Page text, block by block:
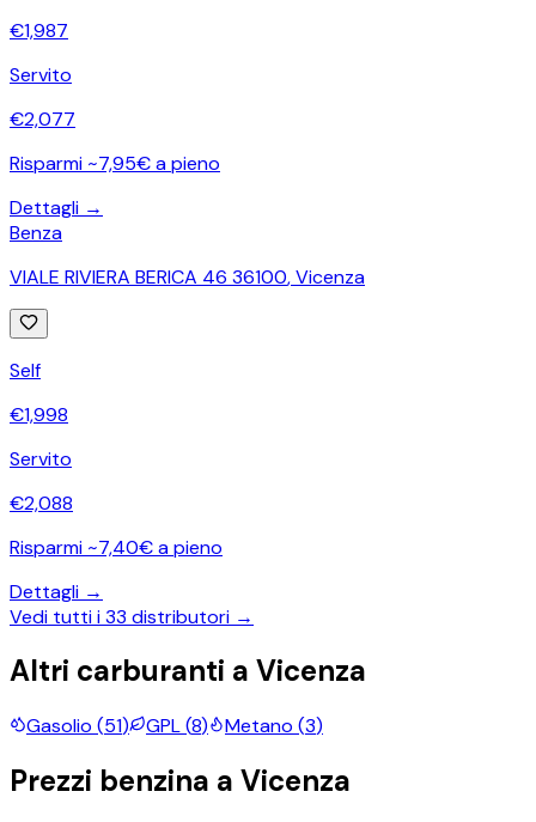
€1,987
Servito
€2,077
Risparmi ~7,95€ a pieno
Dettagli →
Benza
VIALE RIVIERA BERICA 46 36100,Vicenza
Self
€1,998
Servito
€2,088
Risparmi ~7,40€ a pieno
Dettagli →
Vedi tutti i33 distributori →
Altri carburanti a Vicenza
Gasolio (51) GPL(8) Metano (3)
Prezzi benzina a Vicenza